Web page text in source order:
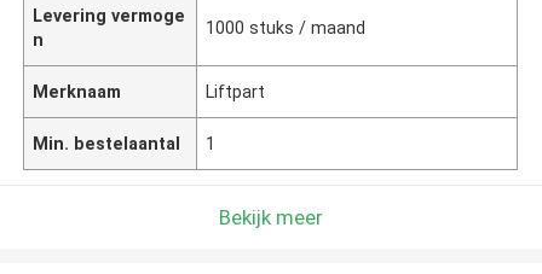
Levering vermoge
n
1000 stuks / maand
Merknaam Liftpart
Min. bestelaantal 1
Bekijk meer